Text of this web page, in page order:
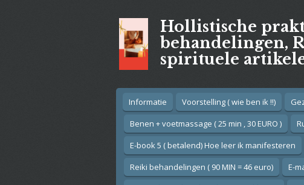
Hollistische
behandelingen,
spirituele
Informatie Voorstelling ( wie ben ik !!)
Benen + voetmassage ( 25 min , 30 EURO )
E-book 5 ( betalend) Hoe leer ik manifesteren
Reiki behandelingen ( 90 MIN = 46 euro)
E-